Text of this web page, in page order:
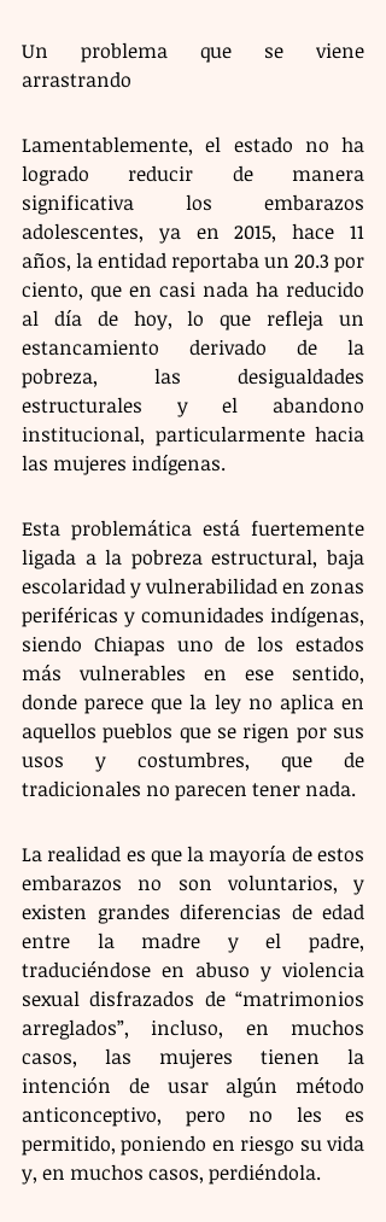
Un problema que se viene
arrastrando
Lamentablemente, el estado no ha
logrado reducir de manera
significativa los embarazos
adolescentes, ya en 2015, hace 11
años, la entidad reportaba un 20.3 por
ciento, que en casi nada ha reducido
al día de hoy, lo que refleja un
estancamiento derivado de la
pobreza, las desigualdades
estructurales y el abandono
institucional, particularmente hacia
las mujeres indígenas.
Esta problemática está fuertemente
ligada a la pobreza estructural, baja
escolaridad y vulnerabilidad en zonas
periféricas y comunidades indígenas,
siendo Chiapas uno de los estados
más vulnerables en ese sentido,
donde parece que la ley no aplica en
aquellos pueblos que se rigen por sus
usos y costumbres, que de
tradicionales no parecen tener nada.
La realidad es que la mayoría de estos
embarazos no son voluntarios, y
existen grandes diferencias de edad
entre la madre y el padre,
traduciéndose en abuso y violencia
sexual disfrazados de “matrimonios
arreglados”, incluso, en muchos
casos, las mujeres tienen la
intención de usar algún método
anticonceptivo, pero no les es
permitido, poniendo en riesgo su vida
y, en muchos casos, perdiéndola.